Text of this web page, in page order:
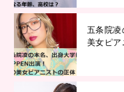
五条院凌
美女ピア